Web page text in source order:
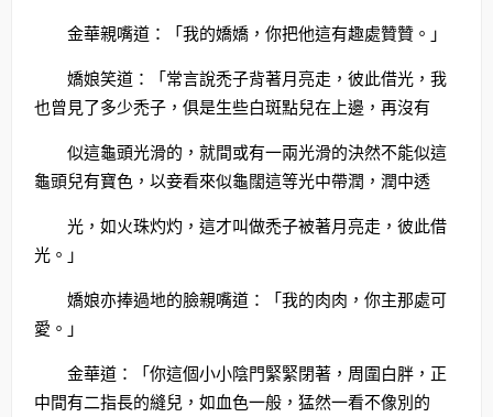
金華親嘴道：「我的嬌嬌，你把他這有趣處贊贊。」
嬌娘笑道：「常言說禿子背著月亮走，彼此借光，我
也曾見了多少禿子，俱是生些白斑點兒在上邊，再沒有
似這龜頭光滑的，就間或有一兩光滑的決然不能似這
龜頭兒有寶色，以妾看來似龜闊這等光中帶潤，潤中透
光，如火珠灼灼，這才叫做禿子被著月亮走，彼此借
光。」
嬌娘亦捧過地的臉親嘴道：「我的肉肉，你主那處可
愛。」
金華道：「你這個小小陰門緊緊閉著，周圍白胖，正
中間有二指長的縫兒，如血色一般，猛然一看不像別的